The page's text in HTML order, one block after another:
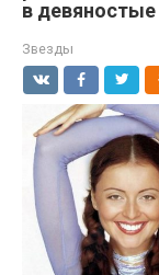
в
Звезды